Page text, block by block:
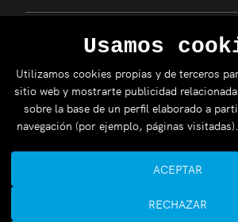
Usamos
Utilizamos cookies propias y de terceros
sitio web y mostrarte publicidad
sobre la base de un perfil elaborado a
navegación (por ejemplo, páginas visitadas).
RECHAZAR
ACEPTAR